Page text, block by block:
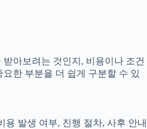
아보려는 것인지, 비용이나 조건
한 부분을 더 쉽게 구분할 수 있
용 발생 여부, 진행 절차, 사후 안내